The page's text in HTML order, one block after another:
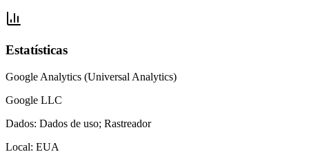
Estatísticas
Google Analytics (Universal Analytics)
Google LLC
Dados: Dados de uso; Rastreador
Local: EUA